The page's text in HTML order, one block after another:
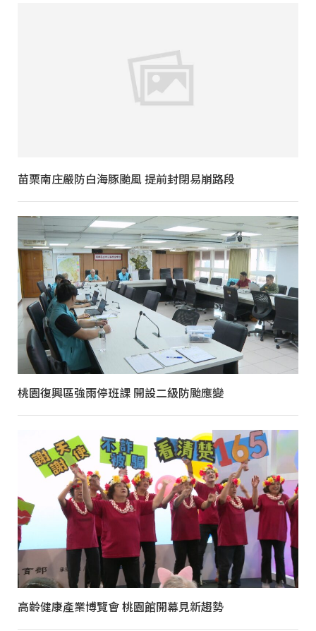
苗栗南庄嚴防白海豚颱風 提前封閉易崩路段
桃園復興區強雨停班課 開設二級防颱應變
高齡健康產業博覽會 桃園館開幕見新趨勢